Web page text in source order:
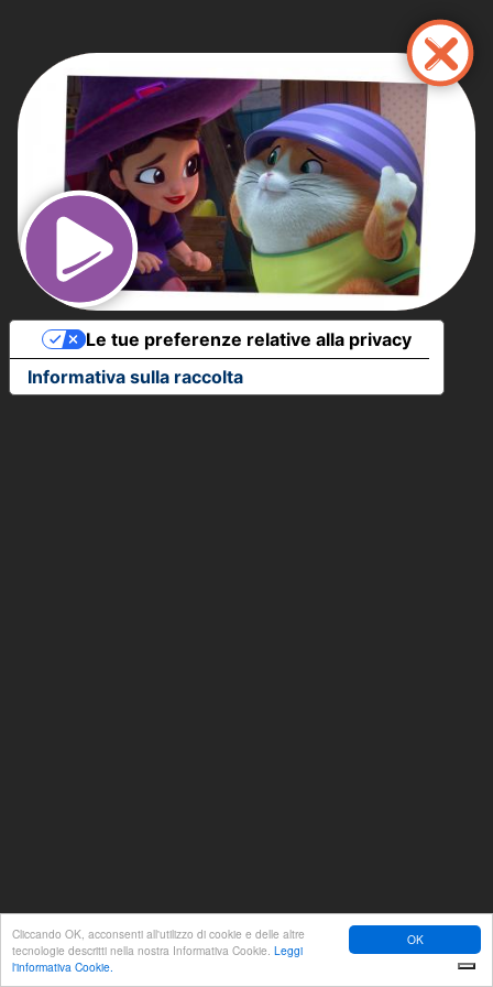
OK
Cliccando OK, acconsenti all'utilizzo di cookie e delle altre
tecnologie descritti nella nostra Informativa Cookie. Leggi
l'informativa Cookie.
principale
Informativa sulla raccolta
Le tue preferenze relative alla privacy